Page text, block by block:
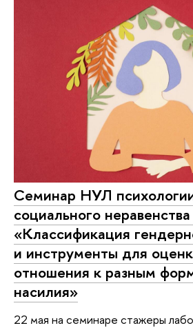
Семинар НУЛ
социального
«Классификация
и инструменты для
отношения к разным
насилия»
22 мая на семинаре стажеры